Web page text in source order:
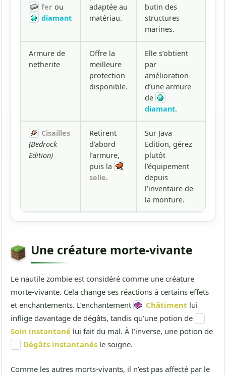
fer ou
diamant
adaptée au
matériau.
butin des
structures
marines.
Armure de
netherite
Offre la
meilleure
protection
disponible.
Elle s’obtient
par
amélioration
d’une armure
de
diamant.
Cisailles
(Bedrock
Edition)
Retirent
d’abord
l’armure,
puis la
selle.
Sur Java
Edition, gérez
plutôt
l’équipement
depuis
l’inventaire de
la monture.
Une créature morte-vivante
Le nautile zombie est considéré comme une créature
morte-vivante. Cela change ses réactions à certains effets
et enchantements. L’enchantement
Châtiment lui
inflige davantage de dégâts, tandis qu’une potion de
Soin instantané lui fait du mal. À l’inverse, une potion de
Dégâts instantanés le soigne.
Comme les autres morts-vivants, il n’est pas affecté par le